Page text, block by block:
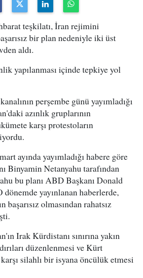
teşkilatı, İran rejimini
bir plan nedeniyle iki üst
aldı.
yapılanması içinde tepkiye yol
perşembe günü yayımladığı
azınlık gruplarının
karşı protestoların
ayında yayımladığı habere göre
Binyamin Netanyahu tarafından
bu planı ABD Başkanı Donald
yayınlanan haberlerde,
başarısız olmasından rahatsız
Irak Kürdistanı sınırına yakın
düzenlenmesi ve Kürt
silahlı bir isyana öncülük etmesi